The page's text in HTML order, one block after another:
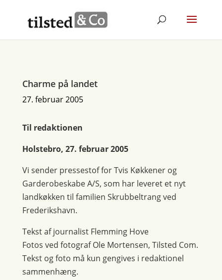
Charme på landet
27. februar 2005
Til redaktionen
Holstebro, 27. februar 2005
Vi sender pressestof for Tvis Køkkener og
Garderobeskabe A/S, som har leveret et nyt
landkøkken til familien Skrubbeltrang ved
Frederikshavn.
Tekst af journalist Flemming Hove
Fotos ved fotograf Ole Mortensen, Tilsted Com.
Tekst og foto må kun gengives i redaktionel
sammenhæng.